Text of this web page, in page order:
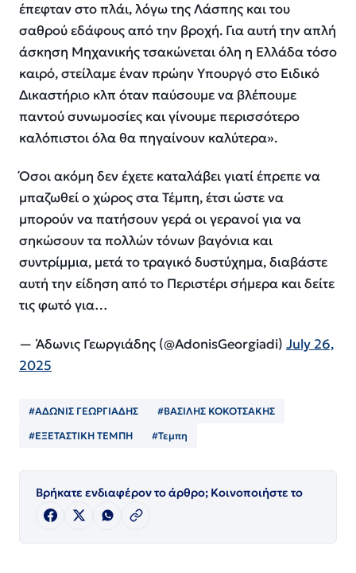
έπεφταν στο πλάι, λόγω της Λάσπης και του
σαθρού εδάφους από την βροχή. Για αυτή την απλή
άσκηση Μηχανικής τσακώνεται όλη η Ελλάδα τόσο
καιρό, στείλαμε έναν πρώην Υπουργό στο Ειδικό
Δικαστήριο κλπ όταν παύσουμε να βλέπουμε
παντού συνωμοσίες και γίνουμε περισσότερο
καλόπιστοι όλα θα πηγαίνουν καλύτερα».
Όσοι ακόμη δεν έχετε καταλάβει γιατί έπρεπε να
μπαζωθεί ο χώρος στα Τέμπη, έτσι ώστε να
μπορούν να πατήσουν γερά οι γερανοί για να
σηκώσουν τα πολλών τόνων βαγόνια και
συντρίμμια, μετά το τραγικό δυστύχημα, διαβάστε
αυτή την είδηση από το Περιστέρι σήμερα και δείτε
τις φωτό για…
— Άδωνις Γεωργιάδης (@AdonisGeorgiadi) July 26,
2025
#ΑΔΩΝΙΣ ΓΕΩΡΓΙΑΔΗΣ #ΒΑΣΙΛΗΣ ΚΟΚΟΤΣΑΚΗΣ
#ΕΞΕΤΑΣΤΙΚΗ ΤΕΜΠΗ #Τεμπη
Βρήκατε ενδιαφέρον το άρθρο; Κοινοποιήστε το